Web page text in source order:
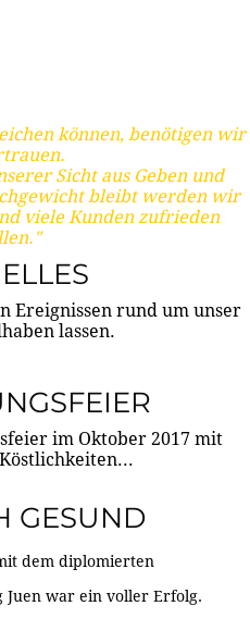
können, benötigen wir
Sicht aus Geben und
bleibt werden wir
viele Kunden zufrieden
Ereignissen rund um unser
lassen.
im Oktober 2017 mit
GESUND
dem diplomierten
Juen war ein voller Erfolg.